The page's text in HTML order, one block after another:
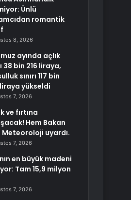
Ünlü
romantik
8, 2026
ayında açlık
38 bin 216 liraya,
sınırı 117 bin
yükseldi
7, 2026
ve fırtına
Hem Bakan
Meteoroloji uyardı.
7, 2026
en büyük madeni
Tam 15,9 milyon
7, 2026